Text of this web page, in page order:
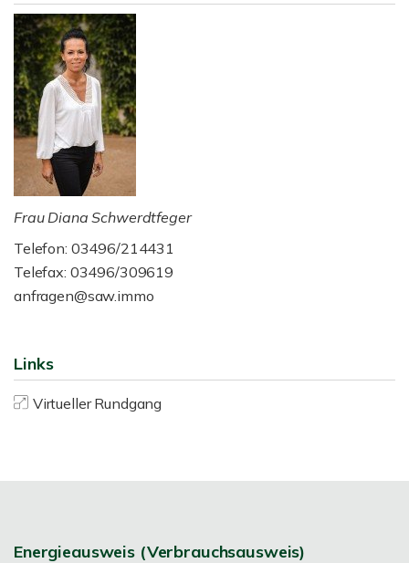
Frau Diana Schwerdtfeger
Telefon: 03496/214431
Telefax: 03496/309619
anfragen@saw.immo
Links
Virtueller Rundgang
Energieausweis (Verbrauchsausweis)